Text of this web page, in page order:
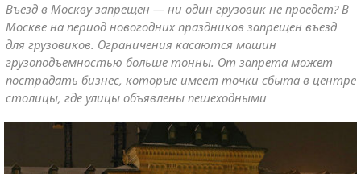
Въезд в Москву запрещен — ни один грузовик не проедет? В
Москве на период новогодних праздников запрещен въезд
для грузовиков. Ограничения касаются машин
грузоподъемностью больше тонны. От запрета может
пострадать бизнес, которые имеет точки сбыта в центре
столицы, где улицы объявлены пешеходными